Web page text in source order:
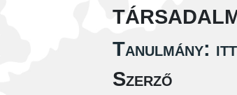
Tanulmány: itt
Szerző